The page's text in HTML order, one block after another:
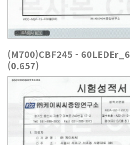
(M700)CBF245 -
(0.657)